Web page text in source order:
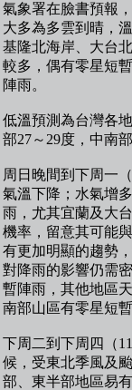
氣象署在臉書預報
大多為多雲到晴，
基隆北海岸、大台
較多，偶有零星短
陣雨。
低溫預測為台灣各
部27～29度，中南部
周日晚間到下周一
氣溫下降；水氣增
雨，尤其宜蘭及大
機率，留意其可能
有更加明顯的趨勢
對降雨的影響仍需
暫陣雨，其他地區
南部山區有零星短暫
下周二到下周四（
候，受東北季風及
部、東半部地區易